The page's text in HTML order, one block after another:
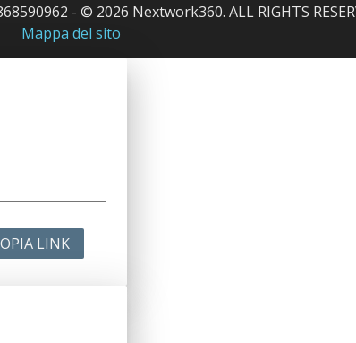
- © 2026 Nextwork360. ALL RIGHTS
Mappa del sito
LINK